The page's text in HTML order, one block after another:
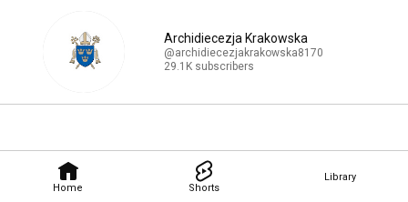
Home Shorts
Library
Archidiecezja Krakowska
@archidiecezjakrakowska8170
29.1K subscribers